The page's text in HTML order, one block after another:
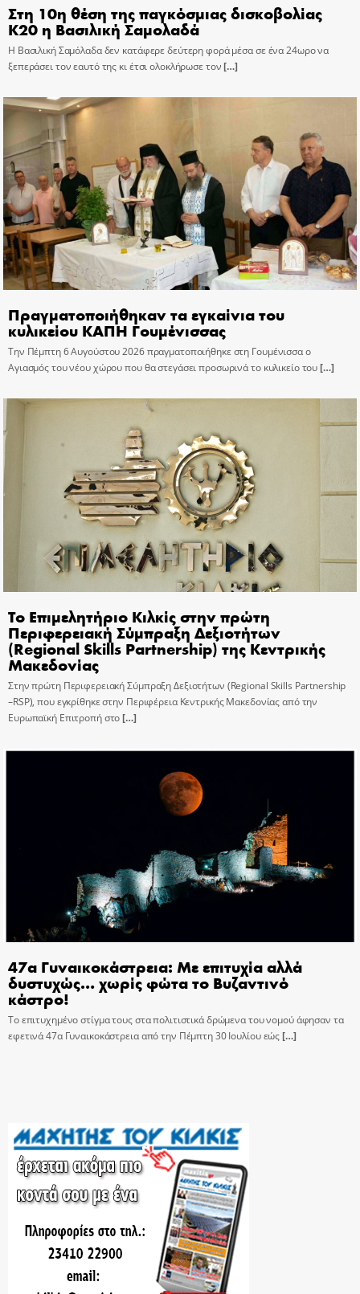
Στη 10η θέση της παγκόσμιας δισκοβολίας
Κ20 η Βασιλική Σαμολαδά
Η Βασιλική Σαμόλαδα δεν κατάφερε δεύτερη φορά μέσα σε ένα 24ωρο να
ξεπεράσει τον εαυτό της κι έτσι ολοκλήρωσε τον[…]
Πραγματοποιήθηκαν τα εγκαίνια του
κυλικείου ΚΑΠΗ Γουμένισσας
Την Πέμπτη 6 Αυγούστου 2026 πραγματοποιήθηκε στη Γουμένισσα ο
Αγιασμός του νέου χώρου που θα στεγάσει προσωρινά το κυλικείο του[…]
Το Επιμελητήριο Κιλκίς στην πρώτη
Περιφερειακή Σύμπραξη Δεξιοτήτων
(Regional Skills Partnership) της Κεντρικής
Μακεδονίας
Στην πρώτη Περιφερειακή Σύμπραξη Δεξιοτήτων (Regional Skills Partnership
–RSP), που εγκρίθηκε στην Περιφέρεια Κεντρικής Μακεδονίας από την
Ευρωπαϊκή Επιτροπή στο[…]
47α Γυναικοκάστρεια: Με επιτυχία αλλά
δυστυχώς… χωρίς φώτα το Βυζαντινό
κάστρο!
Το επιτυχημένο στίγμα τους στα πολιτιστικά δρώμενα του νομού άφησαν τα
εφετινά 47α Γυναικοκάστρεια από την Πέμπτη 30 Ιουλίου εώς[…]